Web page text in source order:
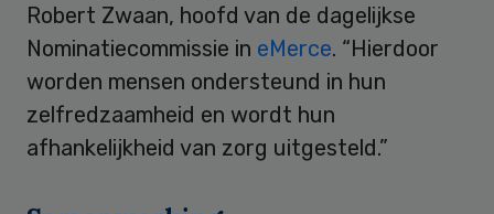
Robert Zwaan, hoofd van de dagelijkse
Nominatiecommissie in eMerce. “Hierdoor
worden mensen ondersteund in hun
zelfredzaamheid en wordt hun
afhankelijkheid van zorg uitgesteld.”